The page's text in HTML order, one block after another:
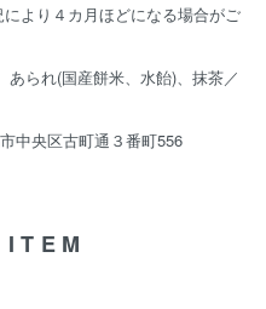
により４カ月ほどになる場合がご
あられ(国産餅米、水飴)、抹茶／
中央区古町通３番町556